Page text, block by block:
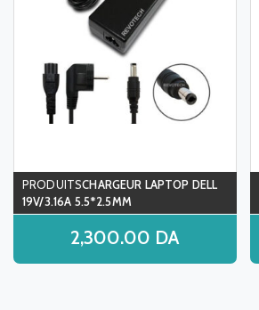
CHARGEUR LAPTOP DELL
19V/3.16A 5.5*2.5MM
2,300.00 DA